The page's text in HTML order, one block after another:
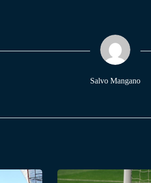
Salvo Mangano